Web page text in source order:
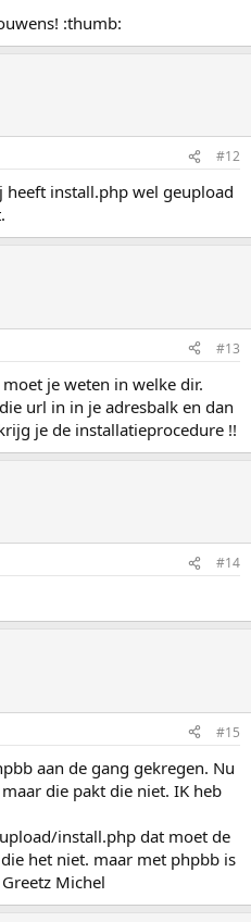
:thumb:
#12
install.php wel geupload
#13
je weten in welke dir.
url in in je adresbalk en dan
je de installatieprocedure !!
#14
#15
aan de gang gekregen. Nu
die pakt die niet. IK heb
install.php dat moet de
het niet. maar met phpbb is
Michel